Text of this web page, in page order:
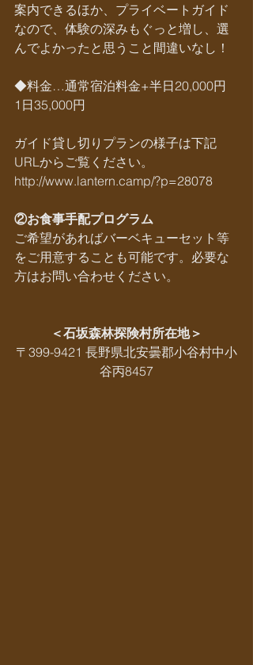
案内できるほか、プライベートガイド
なので、体験の深みもぐっと増し、選
んでよかったと思うこと間違いなし！
◆料金…通常宿泊料金+半日20,000円
1日35,000円
ガイド貸し切りプランの様子は下記
URLからご覧ください。
http://www.lantern.camp/?p=28078
②お食事手配プログラム
ご希望があればバーベキューセット等
をご用意することも可能です。必要な
方はお問い合わせください。
＜石坂森林探険村所在地＞
〒399-9421 長野県北安曇郡小谷村中小
谷丙8457